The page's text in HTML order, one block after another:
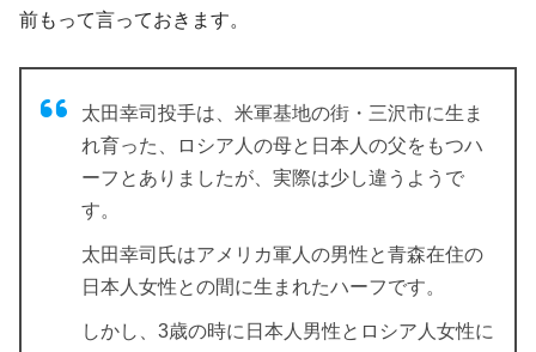
前もって言っておきます。
太田幸司投手は、米軍基地の街・三沢市に生ま
れ育った、ロシア人の母と日本人の父をもつハ
ーフとありましたが、実際は少し違うようで
す。
太田幸司氏はアメリカ軍人の男性と青森在住の
日本人女性との間に生まれたハーフです。
しかし、3歳の時に日本人男性とロシア人女性に